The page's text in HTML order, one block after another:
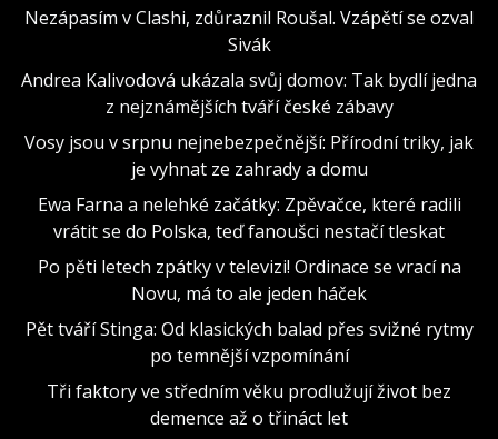
Nezápasím v Clashi, zdůraznil Roušal. Vzápětí se ozval
Sivák
Andrea Kalivodová ukázala svůj domov: Tak bydlí jedna
z nejznámějších tváří české zábavy
Vosy jsou v srpnu nejnebezpečnější: Přírodní triky, jak
je vyhnat ze zahrady a domu
Ewa Farna a nelehké začátky: Zpěvačce, které radili
vrátit se do Polska, teď fanoušci nestačí tleskat
Po pěti letech zpátky v televizi! Ordinace se vrací na
Novu, má to ale jeden háček
Pět tváří Stinga: Od klasických balad přes svižné rytmy
po temnější vzpomínání
Tři faktory ve středním věku prodlužují život bez
demence až o třináct let